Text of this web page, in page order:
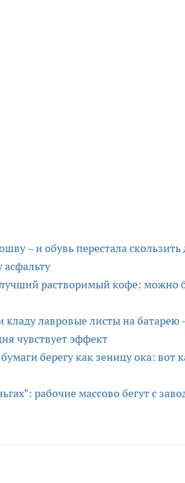
– и обувь перестала
растворимый кофе: можно
лавровые листы на батарею
чувствует эффект
берегу как зеницу ока:
рабочие массово бегут с